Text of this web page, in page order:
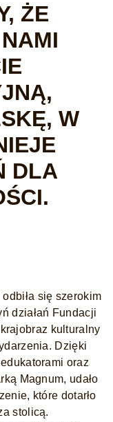
ŻE
W
DLA
się szerokim
działań Fundacji
kulturalny
Dzięki
oraz
Magnum, udało
które dotarło
stolicą.